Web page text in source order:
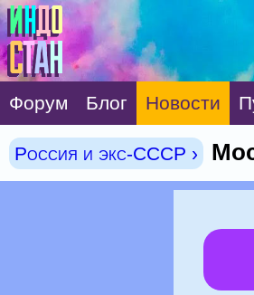
Форум Блог Новости
Россия и экс-СССР ›